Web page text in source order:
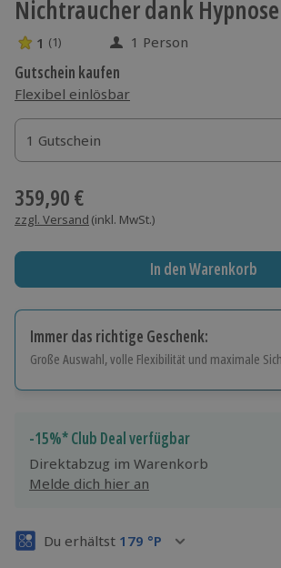
Nichtraucher dank Hypnose
1 Sterne von 5 aus 1 Bewertungen
1 (1) 1 Person
Gutschein kaufen
Flexibel einlösbar
1 Gutschein
1 Gutschein
1 Gutschein
359,90 €
zzgl. Versand (inkl. MwSt.)
In den Warenkorb
Immer das richtige Geschenk:
Große Auswahl, volle Flexibilität und maximale
Jeder Gutschein für alle Erlebnisse einlösbar.
Maximale Sicherheit
3 Jahre gültig & verlängerbar.
-15%* Club Deal verfügbar
Direktabzug im Warenkorb
Melde dich hier an
Du erhältst 179 °P